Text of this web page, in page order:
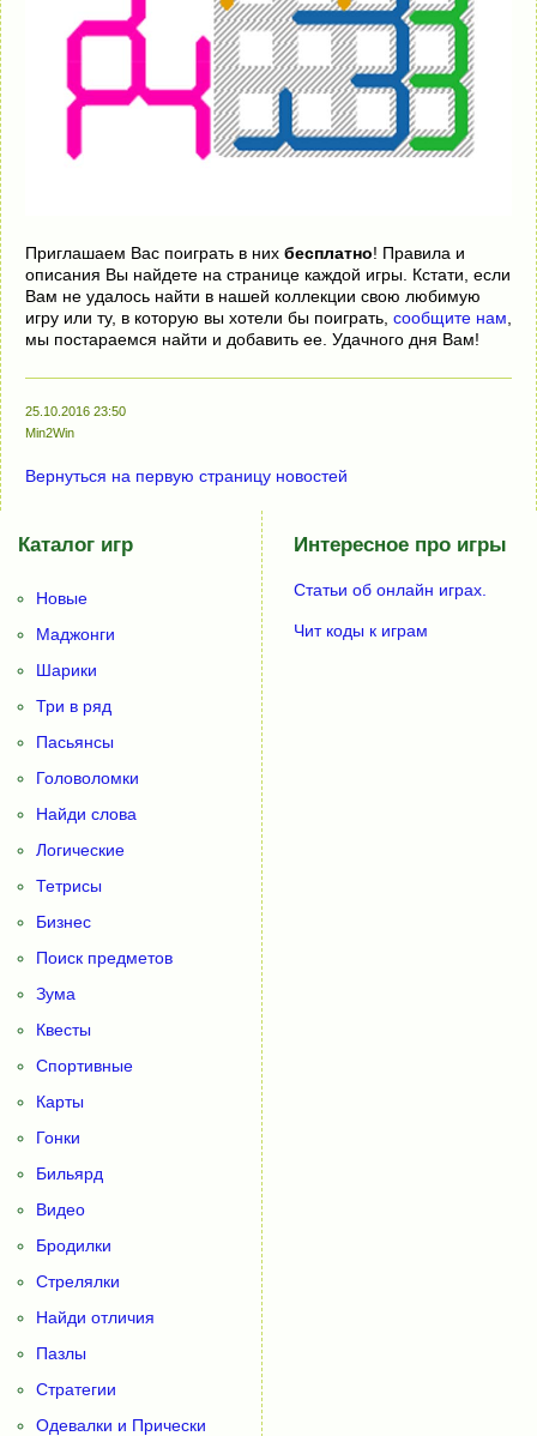
Приглашаем Вас поиграть в них бесплатно! Правила и
описания Вы найдете на странице каждой игры. Кстати, если
Вам не удалось найти в нашей коллекции свою любимую
игру или ту, в которую вы хотели бы поиграть, сообщите нам
мы постараемся найти и добавить ее. Удачного дня Вам!
25.10.2016 23:50
Min2Win
Вернуться на первую страницу новостей
Каталог игр
Новые
Маджонги
Шарики
Три в ряд
Пасьянсы
Головоломки
Найди слова
Логические
Тетрисы
Бизнес
Поиск предметов
Зума
Квесты
Спортивные
Карты
Гонки
Бильярд
Видео
Бродилки
Стрелялки
Найди отличия
Пазлы
Стратегии
Одевалки и Прически
Интересное про игры
Статьи об онлайн играх.
Чит коды к играм